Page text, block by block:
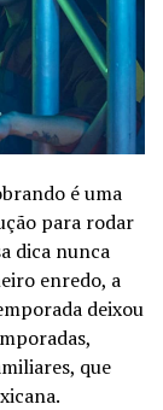
é uma
para rodar
dica nunca
enredo, a
deixou
que